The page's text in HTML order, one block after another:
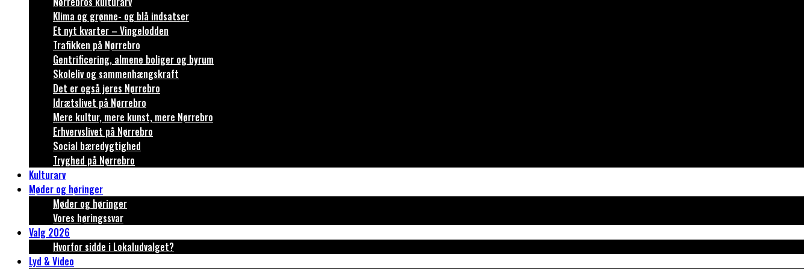
Klima og grønne- og blå indsatser
Et nyt kvarter – Vingelodden
Trafikken på Nørrebro
Gentrificering, almene boliger og byrum
Skoleliv og sammenhængskraft
Det er også jeres Nørrebro
Idrætslivet på Nørrebro
Mere kultur, mere kunst, mere Nørrebro
Erhvervslivet på Nørrebro
Social bæredygtighed
Tryghed på Nørrebro
Kulturarv
Møder og høringer
Møder og høringer
Vores høringssvar
Valg 2026
Hvorfor sidde i Lokaludvalget?
Lyd & Video